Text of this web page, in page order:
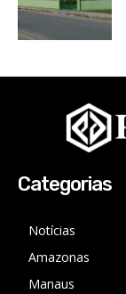
Categorias
Notícias
Amazonas
Manaus